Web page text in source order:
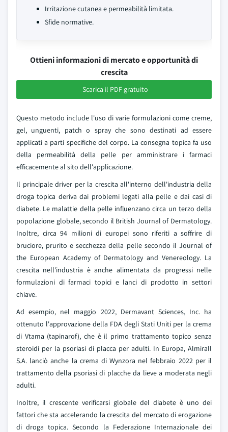
Irritazione cutanea e permeabilità limitata.
Sfide normative.
Ottieni informazioni di mercato e opportunità di
crescita
Scarica il PDF gratuito
Questo metodo include l'uso di varie formulazioni come creme,
gel, unguenti, patch o spray che sono destinati ad essere
applicati a parti specifiche del corpo. La consegna topica fa uso
della permeabilità della pelle per amministrare i farmaci
efficacemente al sito dell'applicazione.
Il principale driver per la crescita all'interno dell'industria della
droga topica deriva dai problemi legati alla pelle e dai casi di
diabete. Le malattie della pelle influenzano circa un terzo della
popolazione globale, secondo il British Journal of Dermatology.
Inoltre, circa 94 milioni di europei sono riferiti a soffrire di
bruciore, prurito e secchezza della pelle secondo il Journal of
the European Academy of Dermatology and Venereology. La
crescita nell'industria è anche alimentata da progressi nelle
formulazioni di farmaci topici e lanci di prodotto in settori
chiave.
Ad esempio, nel maggio 2022, Dermavant Sciences, Inc. ha
ottenuto l'approvazione della FDA degli Stati Uniti per la crema
di Vtama (tapinarof), che è il primo trattamento topico senza
steroidi per la psoriasi di placca per adulti. In Europa, Almirall
S.A. lanciò anche la crema di Wynzora nel febbraio 2022 per il
trattamento della psoriasi di placche da lieve a moderata negli
adulti.
Inoltre, il crescente verificarsi globale del diabete è uno dei
fattori che sta accelerando la crescita del mercato di erogazione
di droga topica. Secondo la Federazione Internazionale dei